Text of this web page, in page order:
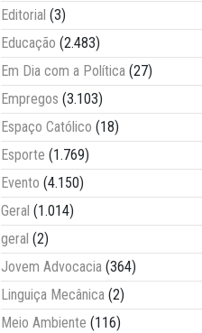
Editorial (3)
Educação (2.483)
Em Dia com a Política (27)
Empregos (3.103)
Espaço Católico (18)
Esporte (1.769)
Evento (4.150)
Geral (1.014)
geral (2)
Jovem Advocacia (364)
Linguiça Mecânica (2)
Meio Ambiente (116)